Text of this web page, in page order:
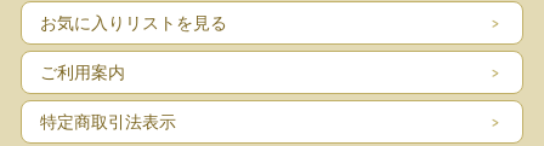
お気に入りリストを見る
ご利用案内
特定商取引法表示